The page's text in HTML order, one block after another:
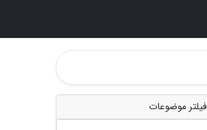
فیلتر موضوعات